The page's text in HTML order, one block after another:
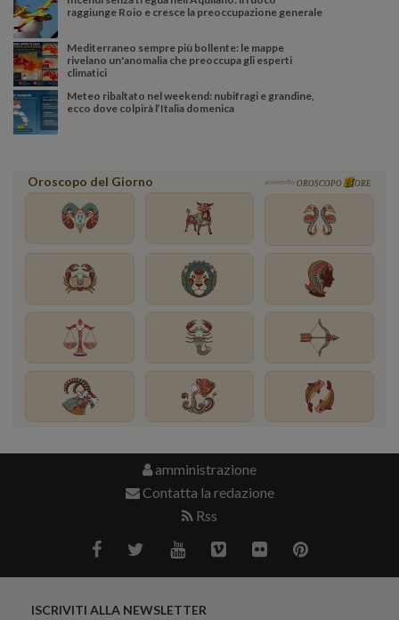
raggiunge Roio e cresce la preoccupazione generale
Mediterraneo sempre più bollente: le mappe
rivelano un'anomalia che preoccupa gli esperti
climatici
Meteo ribaltato nel weekend: nubifragi e grandine,
ecco dove colpirà l’Italia domenica
Oroscopo del Giorno powered by OROSCOPO ORE
amministrazione
Contatta la redazione
Rss
ISCRIVITI ALLA NEWSLETTER